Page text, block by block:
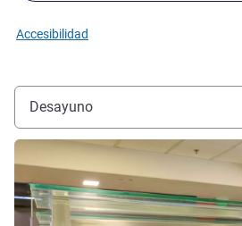
Accesibilidad
Desayuno
Más información